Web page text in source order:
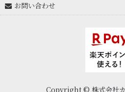
お問い合わせ
Copyright © 株式会社カ